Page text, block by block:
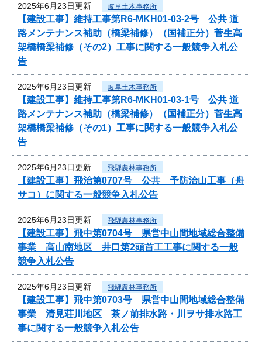
2025年6月23日更新 岐阜土木事務所
【建設工事】維持工事第R6-MKH01-03-2号 公共 道
路メンテナンス補助（橋梁補修）（国補正分）菅生高
架橋橋梁補修（その2）工事に関する一般競争入札公
告
2025年6月23日更新 岐阜土木事務所
【建設工事】維持工事第R6-MKH01-03-1号 公共 道
路メンテナンス補助（橋梁補修）（国補正分）菅生高
架橋橋梁補修（その1）工事に関する一般競争入札公
告
2025年6月23日更新 飛騨農林事務所
【建設工事】飛治第0707号 公共 予防治山工事（舟
サコ）に関する一般競争入札公告
2025年6月23日更新 飛騨農林事務所
【建設工事】飛中第0704号 県営中山間地域総合整備
事業 高山南地区 井口第2頭首工工事に関する一般
競争入札公告
2025年6月23日更新 飛騨農林事務所
【建設工事】飛中第0703号 県営中山間地域総合整備
事業 清見荘川地区 茶ノ前排水路・川ヲサ排水路工
事に関する一般競争入札公告